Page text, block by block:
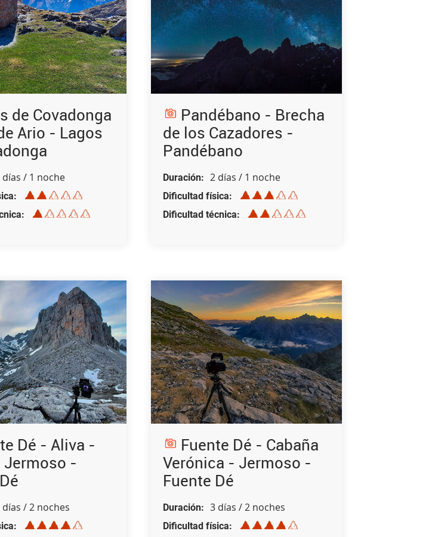
de Covadonga
Ario - Lagos
días / 1 noche
Pandébano - Brecha
de los Cazadores -
Pandébano
Duración 2 días / 1 noche
Dificultad física
Dificultad técnica
Dé - Aliva -
Jermoso -
días / 2 noches
Fuente Dé - Cabaña
Verónica - Jermoso -
Fuente Dé
Duración 3 días / 2 noches
Dificultad física